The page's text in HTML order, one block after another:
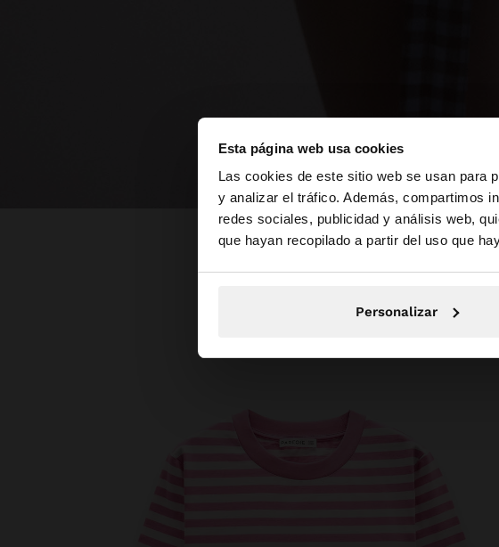
Esta página web usa cookies
Las cookies de este sitio web se usan para
y analizar el tráfico. Además, compartimos
redes sociales, publicidad y análisis web,
que hayan recopilado a partir del uso que
Personalizar
hola
Estás accediendo a la web de
No,